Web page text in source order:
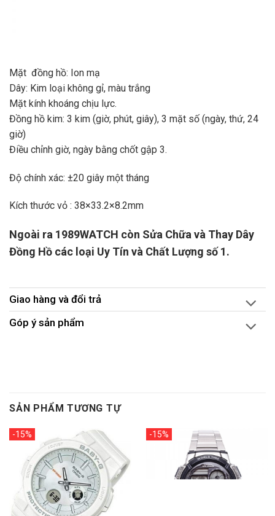
Mặt đồng hồ: Ion mạ
Dây: Kim loại không gỉ, màu trắng
Mặt kính khoáng chịu lực.
Đồng hồ kim: 3 kim (giờ, phút, giây), 3 mặt số (ngày, thứ, 24
giờ)
Điều chỉnh giờ, ngày bằng chốt gập 3.
Độ chính xác: ±20 giây một tháng
Kích thước vỏ : 38×33.2×8.2mm
Ngoài ra 1989WATCH còn Sửa Chữa và Thay Dây
Đồng Hồ các loại Uy Tín và Chất Lượng số 1.
Giao hàng và đổi trả
Góp ý sản phẩm
SẢN PHẨM TƯƠNG TỰ
-15% -15%